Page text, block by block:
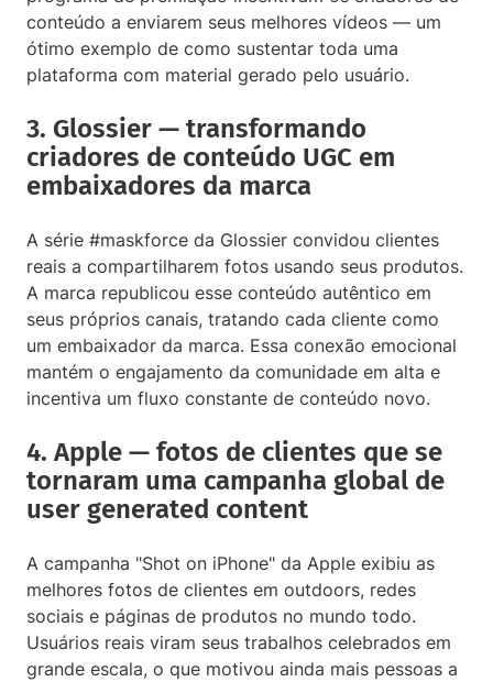
conteúdo a enviarem seus melhores vídeos — um
ótimo exemplo de como sustentar toda uma
plataforma com material gerado pelo usuário.
3. Glossier — transformando
criadores de conteúdo UGC em
embaixadores da marca
A série #maskforce da Glossier convidou clientes
reais a compartilharem fotos usando seus produtos.
A marca republicou esse conteúdo autêntico em
seus próprios canais, tratando cada cliente como
um embaixador da marca. Essa conexão emocional
mantém o engajamento da comunidade em alta e
incentiva um fluxo constante de conteúdo novo.
4. Apple — fotos de clientes que se
tornaram uma campanha global de
user generated content
A campanha "Shot on iPhone" da Apple exibiu as
melhores fotos de clientes em outdoors, redes
sociais e páginas de produtos no mundo todo.
Usuários reais viram seus trabalhos celebrados em
grande escala, o que motivou ainda mais pessoas a